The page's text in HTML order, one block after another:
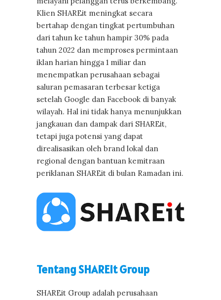
Klien SHAREit meningkat secara
bertahap dengan tingkat pertumbuhan
dari tahun ke tahun hampir 30% pada
tahun 2022 dan memproses permintaan
iklan harian hingga 1 miliar dan
menempatkan perusahaan sebagai
saluran pemasaran terbesar ketiga
setelah Google dan Facebook di banyak
wilayah. Hal ini tidak hanya menunjukkan
jangkauan dan dampak dari SHAREit,
tetapi juga potensi yang dapat
direalisasikan oleh brand lokal dan
regional dengan bantuan kemitraan
periklanan SHAREit di bulan Ramadan ini.
Tentang SHAREit Group
SHAREit Group adalah perusahaan